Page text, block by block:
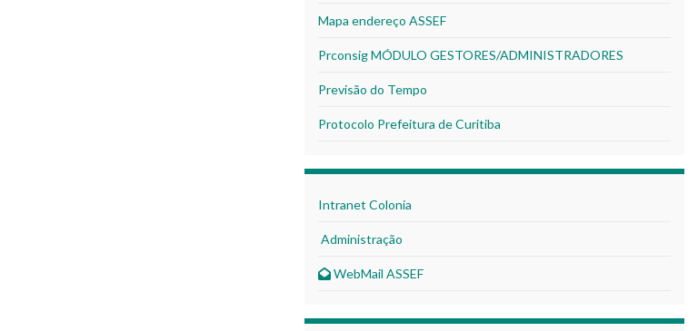
Mapa endereço ASSEF
Prconsig MÓDULO GESTORES/ADMINISTRADORES
Previsão do Tempo
Protocolo Prefeitura de Curitiba
Intranet Colonia
Administração
WebMail ASSEF